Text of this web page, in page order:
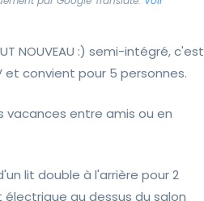
NOUVEAU :) semi-intégré, c'est
et convient pour 5 personnes.
vacances entre amis ou en
lit double à l'arrière pour 2
électrique au dessus du salon